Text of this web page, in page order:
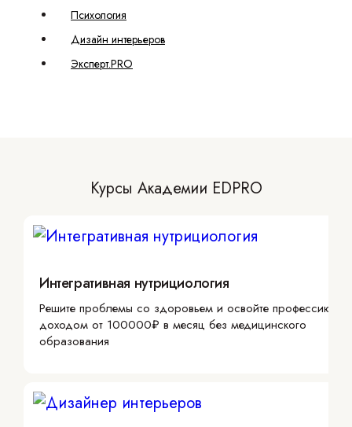
Психология
Дизайн интерьеров
Эксперт.PRO
Курсы Академии EDPRO
Интегративная нутрициология
Решите проблемы со здоровьем и освойте профессию с
доходом от 100000₽ в месяц без медицинского
образования